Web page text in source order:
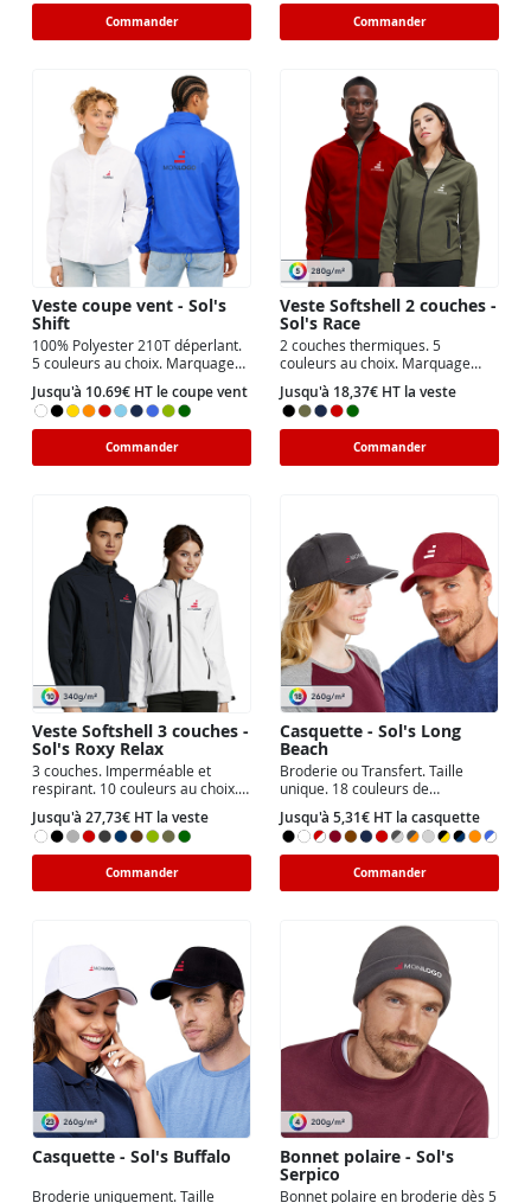
Commander Commander
Veste coupe vent - Sol's
Shift
100% Polyester 210T déperlant.
5 couleurs au choix. Marquage
cœur, dos ou cœur et dos.
Jusqu'à 10.69€ HT le coupe vent
Commander
Veste Softshell 2 couches -
Sol's Race
2 couches thermiques. 5
couleurs au choix. Marquage
coeur, dos ou coeur et dos.
Jusqu'à 18,37€ HT la veste
Commander
Veste Softshell 3 couches -
Sol's Roxy Relax
3 couches. Imperméable et
respirant. 10 couleurs au choix.
Coupe homme ou Femme.
Jusqu'à 27,73€ HT la veste
Commander
Casquette - Sol's Long
Beach
Broderie ou Transfert. Taille
unique. 18 couleurs de
casquettes. Simple ou biton avec
liseret.
Jusqu'à 5,31€ HT la casquette
Commander
Casquette - Sol's Buffalo
Broderie uniquement. Taille
Bonnet polaire - Sol's
Serpico
Bonnet polaire en broderie dès 5